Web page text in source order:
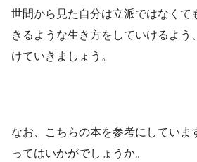
世間から見た自分は立派ではなくて
きるような生き方をしていけるよう
けていきましょう。
なお、こちらの本を参考にしていま
ってはいかがでしょうか。